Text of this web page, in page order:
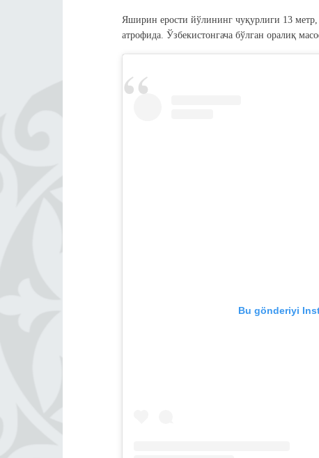
Яширин ерости йўлининг чуқурлиги 13
атрофида. Ўзбекистонгача бўлган оралиқ
Bu gönderiyi